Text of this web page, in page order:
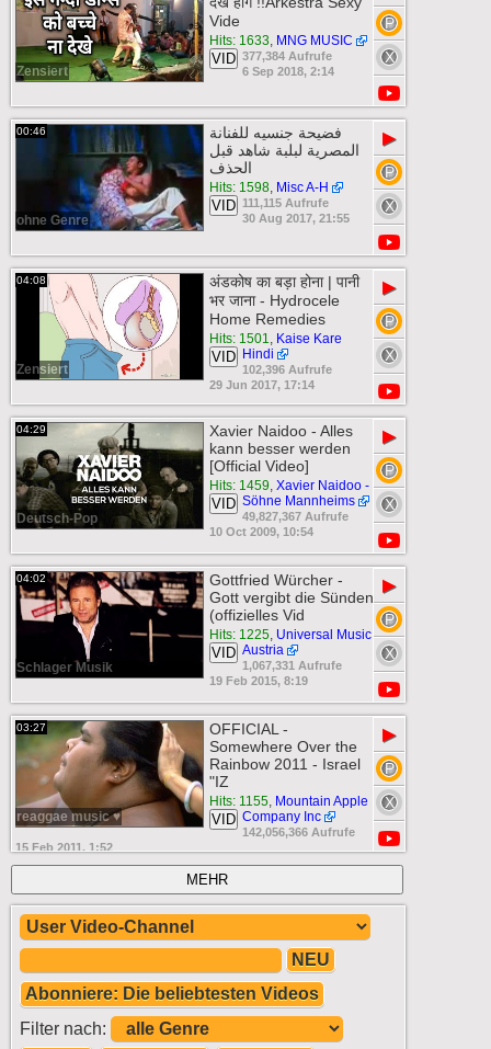
Zensiert
Vide
Hits: 1633, MNG MUSIC
VID 377,384 Aufrufe
6 Sep 2018, 2:14
00:46
ohne Genre
فضيحة جنسيه للفنانة
المصرية لبلبة شاهد قبل
الحذف
Hits: 1598, Misc A-H
VID 111,115 Aufrufe
30 Aug 2017, 21:55
▶
04:08
Zensiert
अंडकोष का बड़ा होना | पानी
भर जाना - Hydrocele
Home Remedies
Hits: 1501, Kaise Kare
Hindi
VID
102,396 Aufrufe
29 Jun 2017, 17:14
▶
04:29
Deutsch-Pop
Xavier Naidoo - Alles
kann besser werden
[Official Video]
Hits: 1459, Xavier Naidoo -
Söhne Mannheims
VID
49,827,367 Aufrufe
10 Oct 2009, 10:54
▶
04:02
Schlager Musik
Gottfried Würcher -
Gott vergibt die Sünden
(offizielles Vid
Hits: 1225, Universal Music
Austria
VID
1,067,331 Aufrufe
19 Feb 2015, 8:19
▶
03:27
reaggae music ♥
OFFICIAL -
Somewhere Over the
Rainbow 2011 - Israel
"IZ
Hits: 1155, Mountain Apple
Company Inc
VID
142,056,366 Aufrufe
15 Feb 2011, 1:52
▶
MEHR
NEU
Abonniere: Die beliebtesten Videos
Filter nach: